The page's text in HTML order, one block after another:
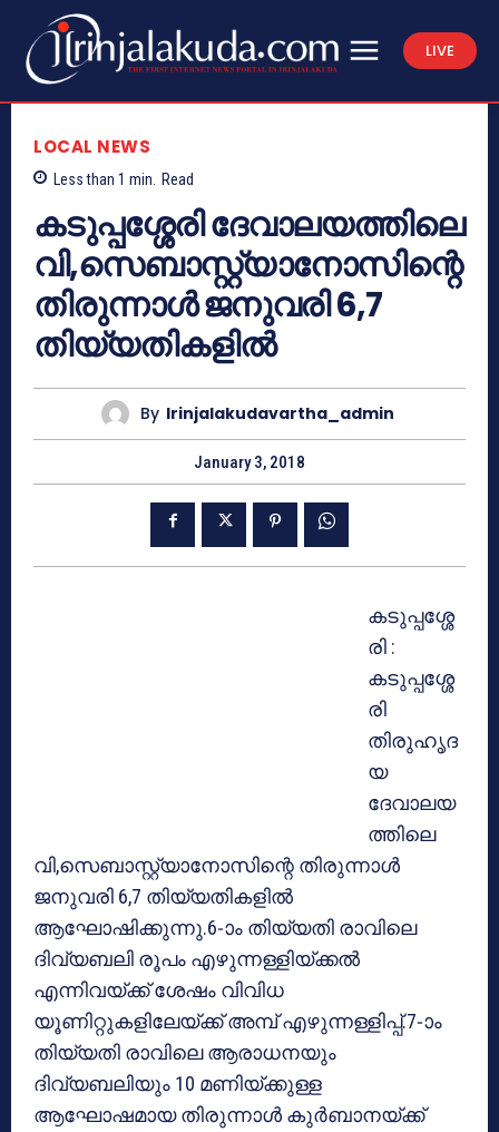
LIVE
LOCAL NEWS
Less than 1 min. Read
കടുപ്പശ്ശേരി ദേവാലയത്തിലെ
വി,സെബാസ്റ്റ്യാനോസിന്റെ
തിരുന്നാള്‍ ജനുവരി 6,7
തിയ്യതികളില്‍
By Irinjalakudavartha_admin
January 3, 2018
കടുപ്പശ്ശേ
രി :
കടുപ്പശ്ശേ
രി
തിരുഹൃദ
യ
ദേവാലയ
ത്തിലെ
വി,സെബാസ്റ്റ്യാനോസിന്റെ തിരുന്നാള്‍
ജനുവരി 6,7 തിയ്യതികളില്‍
ആഘോഷിക്കുന്നു.6-ാം തിയ്യതി രാവിലെ
ദിവ്യബലി രൂപം എഴുന്നള്ളിയ്ക്കല്‍
എന്നിവയ്ക്ക് ശേഷം വിവിധ
യൂണിറ്റുകളിലേയ്ക്ക് അമ്പ് എഴുന്നള്ളിപ്പ്.7-ാം
തിയ്യതി രാവിലെ ആരാധനയും
ദിവ്യബലിയും 10 മണിയ്ക്കുള്ള
ആഘോഷമായ തിരുന്നാള്‍ കുര്‍ബാനയ്ക്ക്